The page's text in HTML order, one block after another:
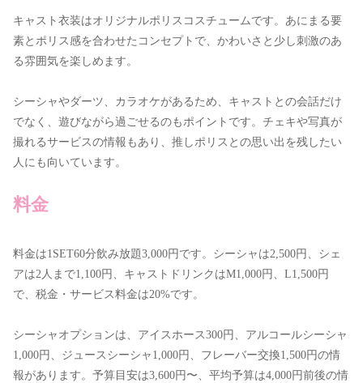
キャスト衣装はオリジナルポリスコスチュームです。あにまる要
素とポリス感を合わせたコンセプトで、かわいさと少し刺激のあ
る雰囲気を楽しめます。
シーシャやダーツ、カラオケがあるため、キャストとの会話だけ
でなく、遊びながら過ごせるのもポイントです。チェキや写真が
撮れるサービスの情報もあり、推しポリスとの思い出を残したい
人にも向いています。
料金
料金は1SET60分飲み放題3,000円です。シーシャは2,500円、シェ
アは2人まで1,100円、キャストドリンクはM1,000円、L1,500円
で、税金・サービス料金は20%です。
シーシャオプションは、アイスホース300円、アルコールシーシャ
1,000円、ジュースシーシャ1,000円、フレーバー交換1,500円の情
報があります。予算目安は3,600円〜、平均予算は4,000円前後の情